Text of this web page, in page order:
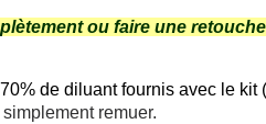
ou faire une
de diluant fournis avec le
remuer.